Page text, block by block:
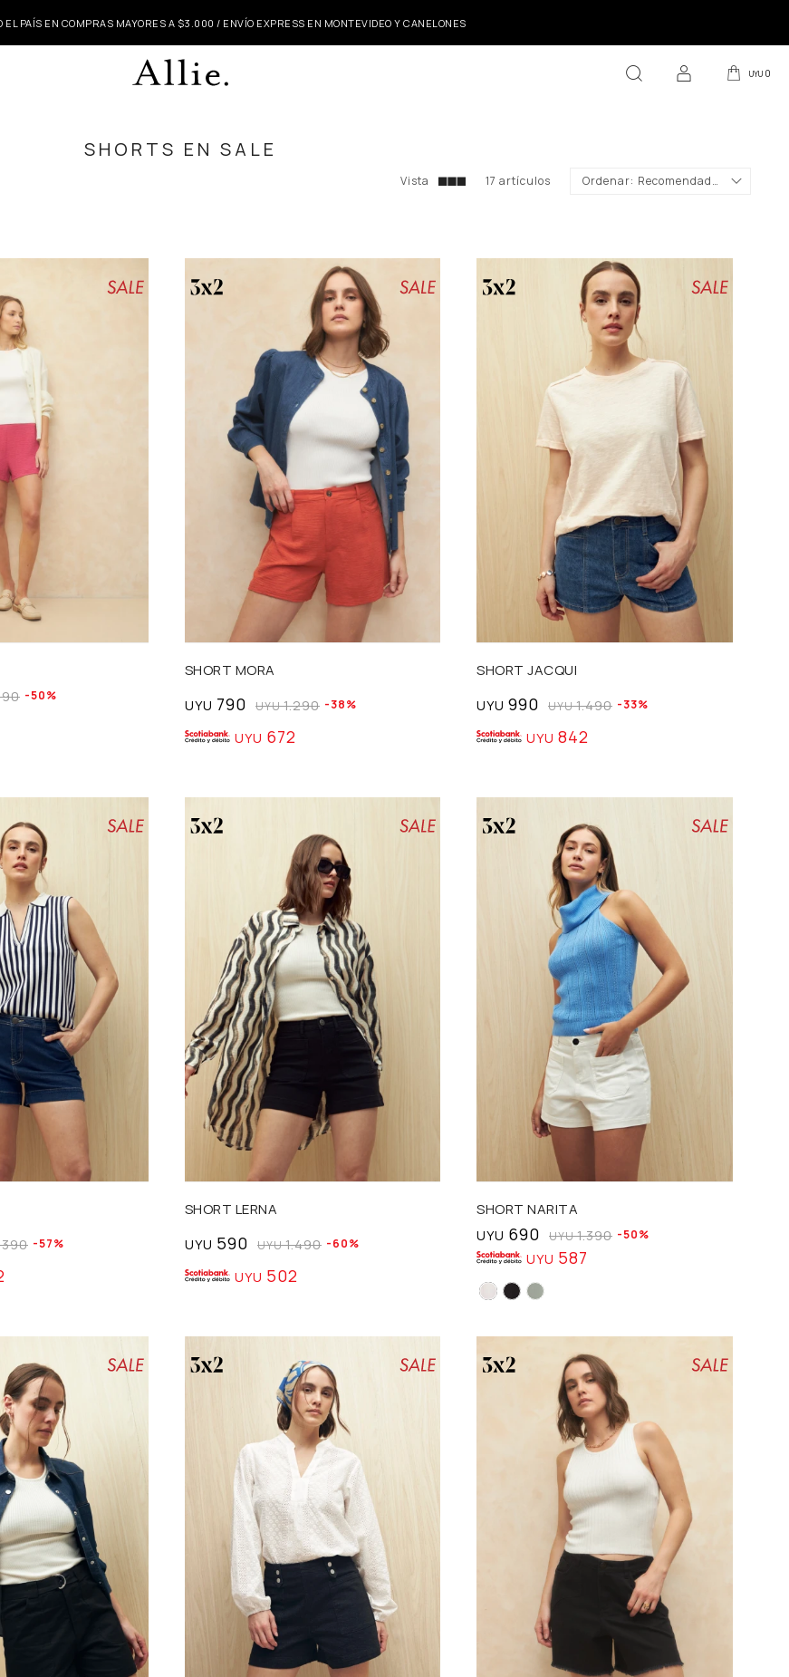
EL PAÍS EN COMPRAS MAYORES A $3.000 / ENVÍO EXPRESS EN MONTEVIDEO Y CANELONES
UYU 0
SHORTS EN SALE
17 artículos Recomendados
50
Talle
SHORT MORA
UYU 790 UYU 1.290 38
UYU 672
SHORT JACQUI
UYU 990 UYU 1.490 33
UYU 842
57
Talle
SHORT LERNA
UYU 590 UYU 1.490 60
UYU 502
SHORT NARITA
UYU 690 UYU 1.390 50
UYU 587